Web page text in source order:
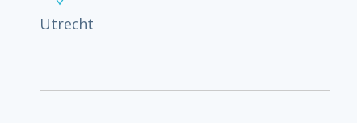
Utrecht